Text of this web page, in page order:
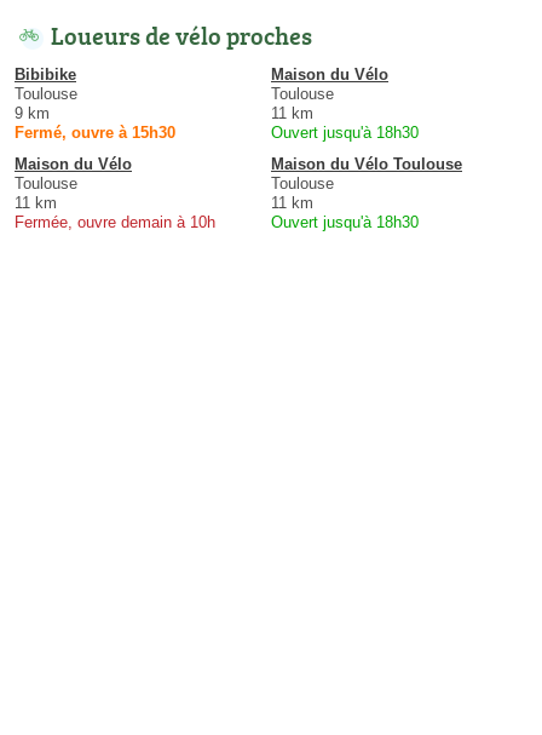
Loueurs de vélo proches
Bibibike
Toulouse
9 km
Fermé, ouvre à 15h30
Maison du Vélo
Toulouse
11 km
Ouvert jusqu'à 18h30
Maison du Vélo
Toulouse
11 km
Fermée, ouvre demain à 10h
Maison du Vélo Toulouse
Toulouse
11 km
Ouvert jusqu'à 18h30